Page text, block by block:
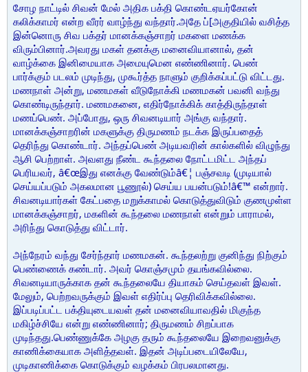
சோழ நாட்டில் சிவன் மேல் அதிக பக்தி கொண்டஏயர்கோன்
கலிக்காமர் என்ற வீரர் வாழ்ந்து வந்தார்.அதே ப்[அகுதியில் வசித்த
இன்னொரு சிவ பக்தர் மானக்கஞ்சாறர் மகளை மணக்க
விரும்பினார்.அவரது மகள் தனக்கு மனைவியானால், தன்
வாழ்க்கை இனிமையாக அமையுமென எண்ணினார். பெண்
பார்க்கும் படலம் முடிந்து, முகூர்த்த நாளும் குறிக்கப்பட்டு விட்டது.
மணநாள் அன்று, மணமகள் வீடுநோக்கி மணமகன் பவனி வந்து
கொண்டிருந்தார். மணமகனை, எதிர்நோக்கிக் காத்திருந்தாள்
மணப்பெண். அப்போது, ஒரு சிவனடியார் அங்கு வந்தார்.
மானக்கஞ்சாறரின் மகளுக்கு திருமணம் நடக்க இருப்பதைத்
தெரிந்து கொண்டார். அந்தப்பெண் அடியவரின் கால்களில் விழுந்து
ஆசி பெற்றாள். அவளது நீண்ட கூந்தலை நோட்டமிட்ட அந்தப்
பெரியவர், â€œஇது எனக்கு வேண்டும்â€¦ பஞ்சவடி (முடியால்
செய்யப்படும் அகலமான பூணூல்) செய்ய பயன்படும்!â€™ என்றார்.
சிவனடியார்கள் கேட்பதை மறுக்காமல் கொடுத்துவிடும் குணமுள்ள
மானக்கஞ்சாறர், மகளின் கூந்தலை மணநாள் என்றும் பாராமல்,
அரிந்து கொடுத்து விட்டார்.
அந்நேரம் வந்து சேர்ந்தார் மணமகன். கூந்தலற்று குனிந்து நிற்கும்
பெண்ணைக் கண்டார். அவர் கொஞ்சமும் தயங்கவில்லை.
சிவனடியாருக்காக தன் கூந்தலையே தியாகம் செய்தவள் இவள்.
மேலும், பெற்றவருக்கும் இவள் எதிர்ப்பு தெரிவிக்கவில்லை.
இப்படிப்பட்ட பக்தியுடையவள் தன் மனைவியாவதில் மிகுந்த
மகிழ்ச்சியே என்று எண்ணினார்; திருமணம் சிறப்பாக
முடிந்தது.பெண்ணுக்கே அழகு தரும் கூந்தலையே இறைவனுக்கு
காணிக்கையாக அளித்தவள். இதன் அடிப்படையிலேயே,
முடிகாணிக்கை கொடுக்கும் வழக்கம் பிரபலமானது.